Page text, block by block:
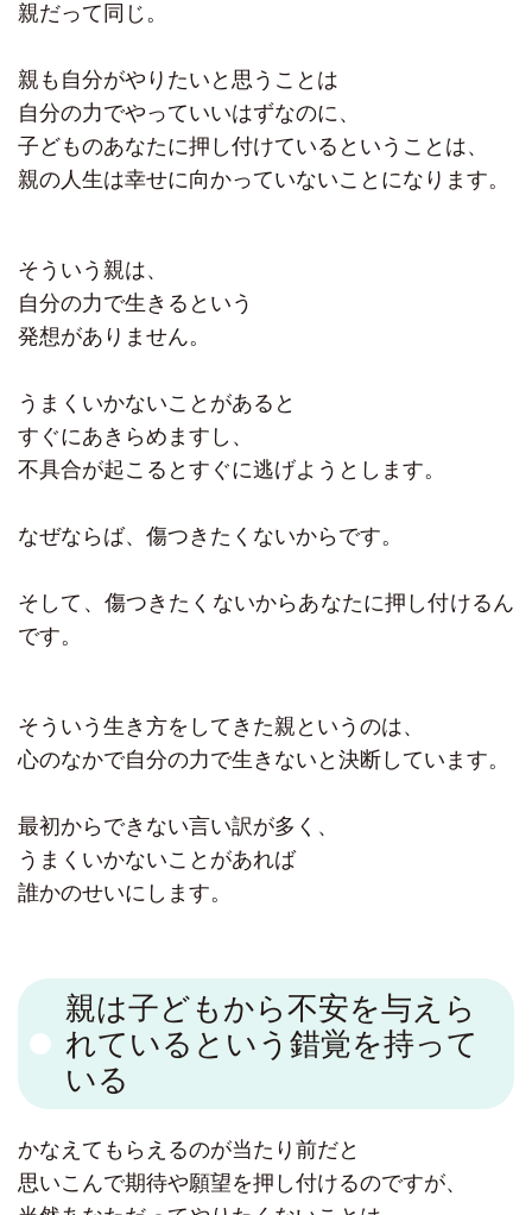
親だって同じ。
親も自分がやりたいと思うことは
自分の力でやっていいはずなのに、
子どものあなたに押し付けているということは、
親の人生は幸せに向かっていないことになります。
そういう親は、
自分の力で生きるという
発想がありません。
うまくいかないことがあると
すぐにあきらめますし、
不具合が起こるとすぐに逃げようとします。
なぜならば、傷つきたくないからです。
そして、傷つきたくないからあなたに押し付けるん
です。
そういう生き方をしてきた親というのは、
心のなかで自分の力で生きないと決断しています。
最初からできない言い訳が多く、
うまくいかないことがあれば
誰かのせいにします。
親は子どもから不安を与えら
れているという錯覚を持って
いる
かなえてもらえるのが当たり前だと
思いこんで期待や願望を押し付けるのですが、